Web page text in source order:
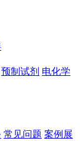
预制试剂 电化学
常见问题 案例展